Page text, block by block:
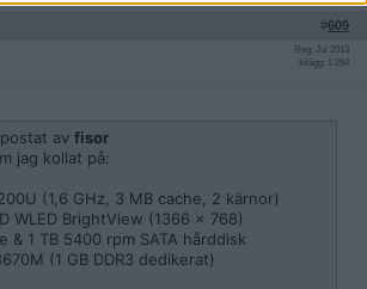
#609
Reg: Jul 2013
Inlägg: 1 294
av fisor
jag kollat på:
(1,6 GHz, 3 MB cache, 2 kärnor)
WLED BrightView (1366 x 768)
& 1 TB 5400 rpm SATA hårddisk
(1 GB DDR3 dedikerat)